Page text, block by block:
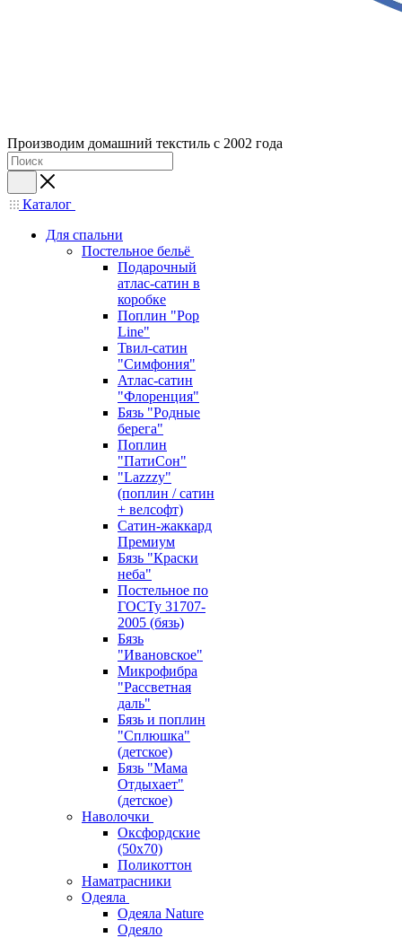
Производим домашний текстиль с 2002 года
Каталог
Для спальни
Постельное бельё
Подарочный
атлас-сатин в
коробке
Поплин "Pop
Line"
Твил-сатин
"Симфония"
Атлас-сатин
"Флоренция"
Бязь "Родные
берега"
Поплин
"ПатиСон"
"Lazzzy"
(поплин / сатин
+ велсофт)
Сатин-жаккард
Премиум
Бязь "Краски
неба"
Постельное по
ГОСТу 31707-
2005 (бязь)
Бязь
"Ивановское"
Микрофибра
"Рассветная
даль"
Бязь и поплин
"Сплюшка"
(детское)
Бязь "Мама
Отдыхает"
(детское)
Наволочки
Оксфордские
(50х70)
Поликоттон
Наматрасники
Одеяла
Одеяла Nature
Одеяло